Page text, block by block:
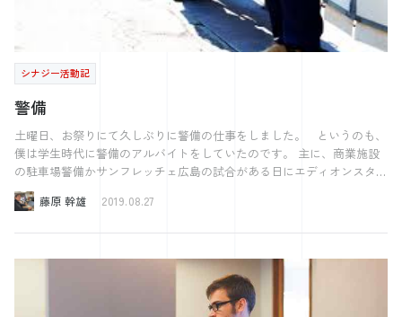
に減らないことに気づいたからです。 むしろ、やるべきことが日に日
に増えているようでビビりました。 この『エッセンシャル思考』を読
んでみて、 私の場合は仕事との向き合い方が 間違っていたのかもしれ
ないと気づきました。 “この仕事は本当に重要なのか”を考えず、 と
にかくたくさんの仕事に手を着けて、 どれもに微妙な成果しか出せて
いませんでした。 あれもこれもと手を着けてしまうのは、悪い習慣で
す。 この『エッセンシャル思考』を読んで、 いざ実践しようとした
のが4年ほど前のことです。 身についた悪い習慣をなおすのに苦労しま
した。 正しくは、いまだに悪戦苦闘しています。 その中で気づいた
のは、 この『エッセンシャル思考』は職場を選ぶ時の ひとつの基準に
なるかもしれないということです。 つまり、その職場で自分が本当に
大事にしたいことを 大切にすることができるのか、 という視点で職場
る職場を見つけるのは、 とても大変なことです。 探せば探すほど、条
シナジー活動記
警備
土曜日、お祭りにて久しぶりに警備の仕事をしました。 というのも、
僕は学生時代に警備のアルバイトをしていたのです。 主に、商業施設
の駐車場警備かサンフレッチェ広島の試合がある日にエディオンスタジ
アムでの警備。 なので先日は誘導棒を回すことに、どこか懐かしさを
感じながら働いていました。（とはいえ1年半しか空いていないのです
車場入口に立っていました。 仕事内容は、関係車両と一般のお客様車
両の仕分けと、歩行者の交通誘導です。 警備中は、色んな方が声をか
藤原 幹雄 2019.08.27